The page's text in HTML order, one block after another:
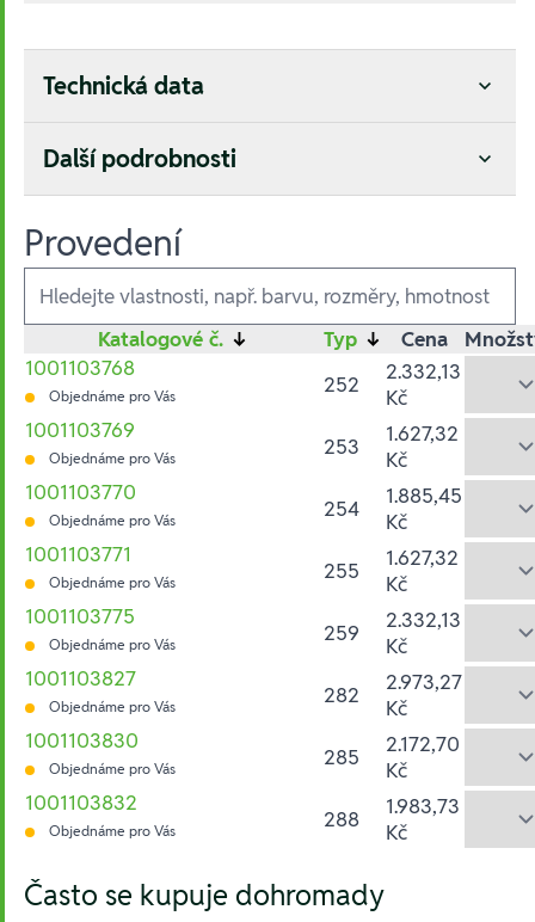
Technická data
Další podrobnosti
Provedení
Ausführungen
Katalogové č. ↓ Typ ↓ Cena
1001103768
Objednáme pro Vás 252
2.332,13
Kč
1001103769
Objednáme pro Vás 253
1.627,32
Kč
1001103770
Objednáme pro Vás 254
1.885,45
Kč
1001103771
Objednáme pro Vás 255
1.627,32
Kč
1001103775
Objednáme pro Vás 259
2.332,13
Kč
1001103827
Objednáme pro Vás 282
2.973,27
Kč
1001103830
Objednáme pro Vás 285
2.172,70
Kč
1001103832
Objednáme pro Vás 288
1.983,73
Kč
Často se kupuje dohromady